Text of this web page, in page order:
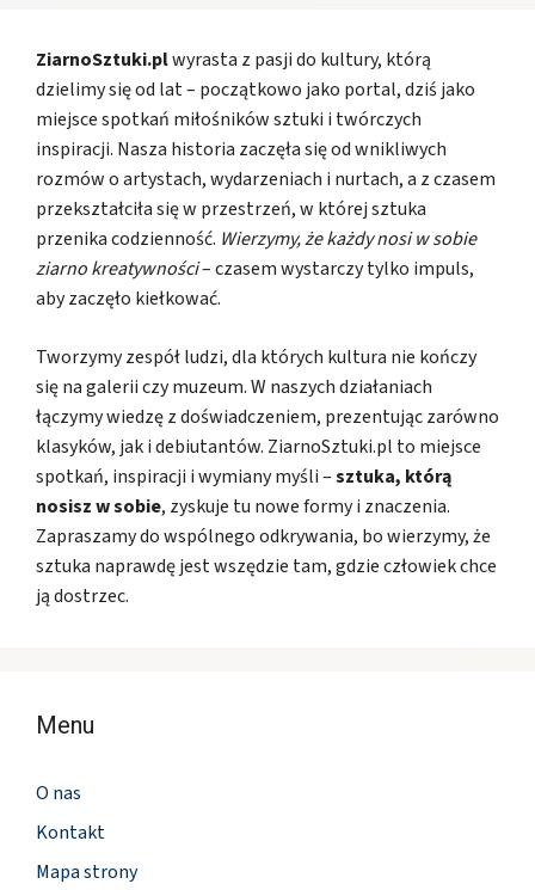
ZiarnoSztuki.plwyrasta z pasji do kultury, którą
dzielimy się od lat – początkowo jako portal, dziś jako
miejsce spotkań miłośników sztuki i twórczych
inspiracji. Nasza historia zaczęła się od wnikliwych
rozmów o artystach, wydarzeniach i nurtach, a z czasem
przekształciła się w przestrzeń, w której sztuka
przenika codzienność. Wierzymy, że każdy nosi w sobie
ziarno kreatywności– czasem wystarczy tylko impuls,
aby zaczęło kiełkować.
Tworzymy zespół ludzi, dla których kultura nie kończy
się na galerii czy muzeum. W naszych działaniach
łączymy wiedzę z doświadczeniem, prezentując zarówno
klasyków, jak i debiutantów. ZiarnoSztuki.pl to miejsce
spotkań, inspiracji i wymiany myśli –sztuka, którą
nosisz w sobie, zyskuje tu nowe formy i znaczenia.
Zapraszamy do wspólnego odkrywania, bo wierzymy, że
sztuka naprawdę jest wszędzie tam, gdzie człowiek chce
ją dostrzec.
Menu
O nas
Kontakt
Mapa strony